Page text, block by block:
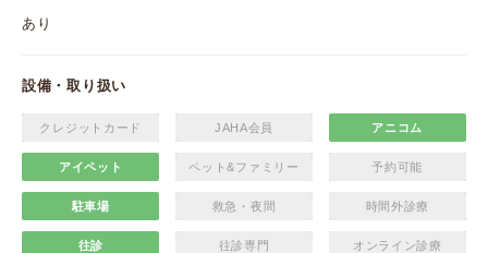
あり
設備・取り扱い
クレジットカード JAHA会員 アニコム
アイペット ペット&ファミリー 予約可能
駐車場 救急・夜間 時間外診療
往診 往診専門 オンライン診療